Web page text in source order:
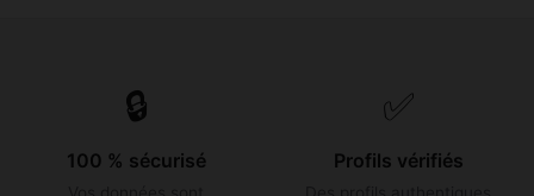
🔒
100 % sécurisé
✅
Profils vérifiés